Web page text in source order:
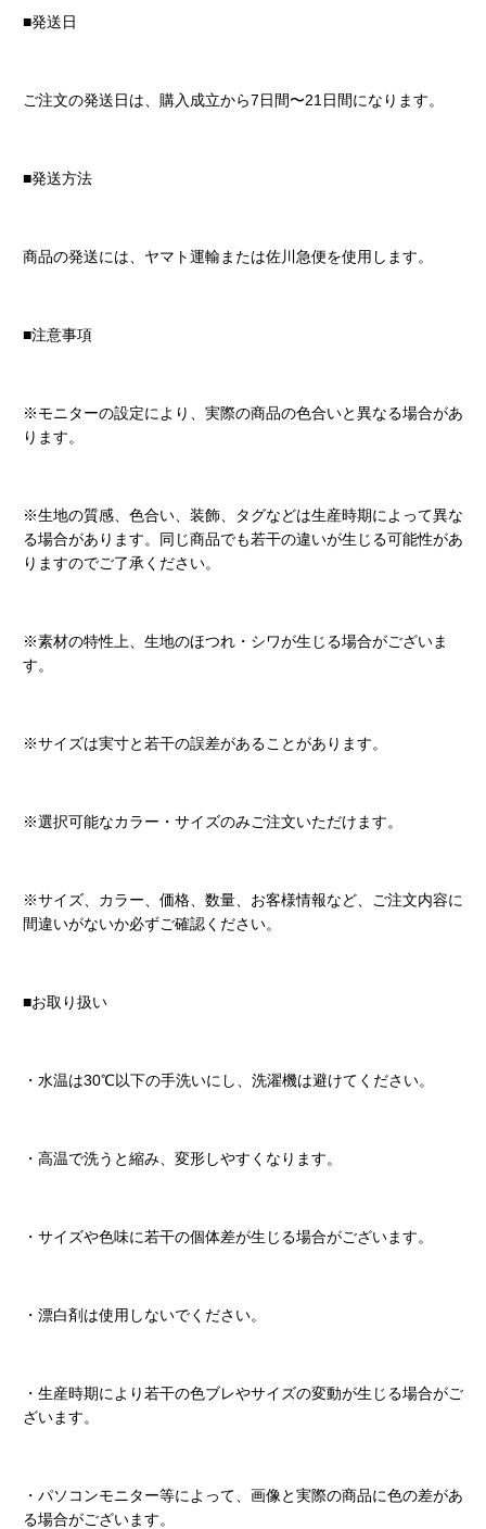
■発送日
ご注文の発送日は、購入成立から7日間〜21日間になります。
■発送方法
商品の発送には、ヤマト運輸または佐川急便を使用します。
■注意事項
※モニターの設定により、実際の商品の色合いと異なる場合があ
ります。
※生地の質感、色合い、装飾、タグなどは生産時期によって異な
る場合があります。同じ商品でも若干の違いが生じる可能性があ
りますのでご了承ください。
※素材の特性上、生地のほつれ・シワが生じる場合がございま
す。
※サイズは実寸と若干の誤差があることがあります。
※選択可能なカラー・サイズのみご注文いただけます。
※サイズ、カラー、価格、数量、お客様情報など、ご注文内容に
間違いがないか必ずご確認ください。
■お取り扱い
・水温は30℃以下の手洗いにし、洗濯機は避けてください。
・高温で洗うと縮み、変形しやすくなります。
・サイズや色味に若干の個体差が生じる場合がございます。
・漂白剤は使用しないでください。
・生産時期により若干の色ブレやサイズの変動が生じる場合がご
ざいます。
・パソコンモニター等によって、画像と実際の商品に色の差があ
る場合がございます。